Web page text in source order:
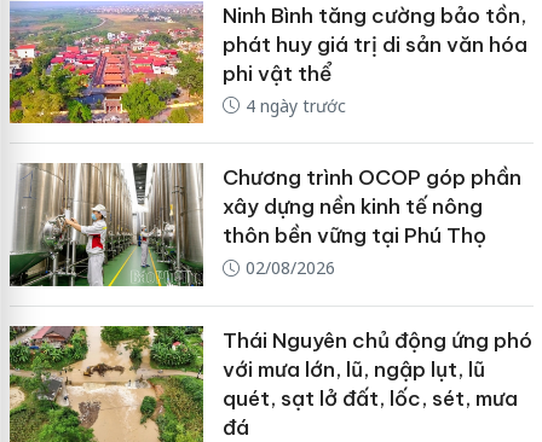
Ninh Bình tăng cường bảo tồn,
phát huy giá trị di sản văn hóa
phi vật thể
4 ngày trước
Chương trình OCOP góp phần
xây dựng nền kinh tế nông
thôn bền vững tại Phú Thọ
02/08/2026
Thái Nguyên chủ động ứng phó
với mưa lớn, lũ, ngập lụt, lũ
quét, sạt lở đất, lốc, sét, mưa
đá